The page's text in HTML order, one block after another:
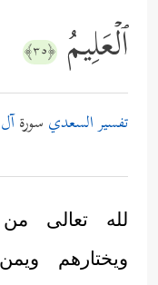
ٱلۡعَلِیمُ ﴿٣٥﴾
تفسير السعدي سورة
لله تعالى
ويختارهم